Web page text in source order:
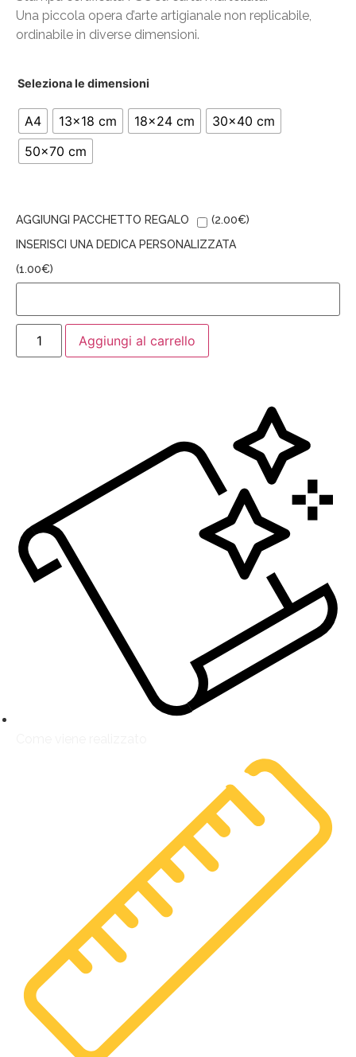
Una piccola opera d’arte artigianale non replicabile,
ordinabile in diverse dimensioni.
Seleziona le dimensioni
A4 13x18 cm 18x24 cm
30x40 cm
50x70 cm
AGGIUNGI PACCHETTO REGALO (2.00€)
INSERISCI UNA DEDICA PERSONALIZZATA
(1.00€)
Aggiungi al carrello